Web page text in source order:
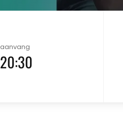
aanvang
20:30